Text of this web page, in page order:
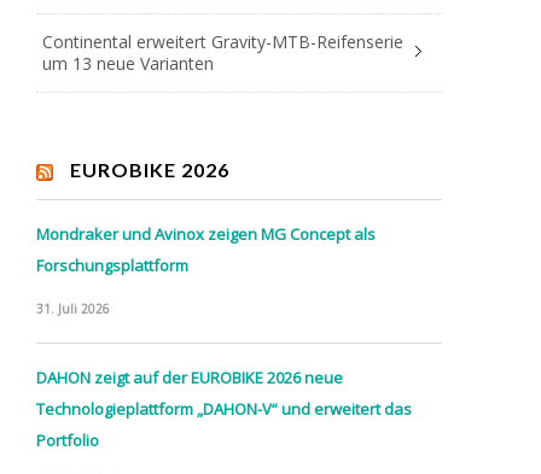
Continental erweitert Gravity-MTB-Reifenserie
um 13 neue Varianten
EUROBIKE 2026
Mondraker und Avinox zeigen MG Concept als
Forschungsplattform
31. Juli 2026
DAHON zeigt auf der EUROBIKE 2026 neue
Technologieplattform „DAHON-V“ und erweitert das
Portfolio